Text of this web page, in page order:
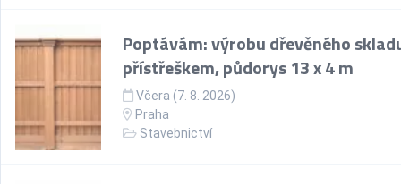
Poptávám: výrobu dřevěného
přístřeškem, půdorys 13 x 4 m
Včera (7. 8. 2026)
Praha
Stavebnictví